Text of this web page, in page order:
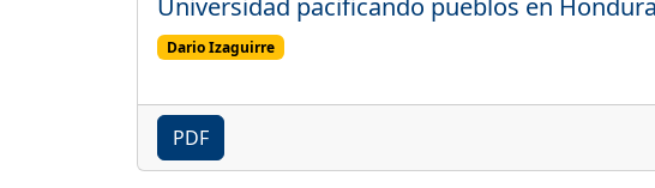
Dario Izaguirre
PDF